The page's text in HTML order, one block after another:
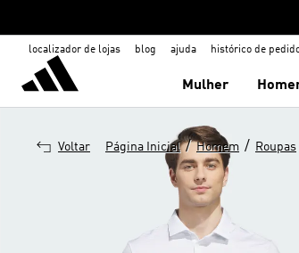
localizador de lojas blog ajuda histórico de
Mulher
Voltar Página Inicial / Homem / Roupas